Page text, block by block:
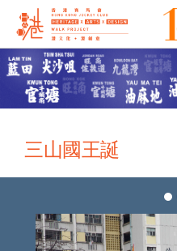
主辦機構
主要贊助
三山國王誕